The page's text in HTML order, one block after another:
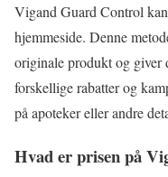
Vigand Guard Control
hjemmeside. Denne
originale produkt og giver
forskellige rabatter og
på apoteker eller andre
Hvad er prisen på